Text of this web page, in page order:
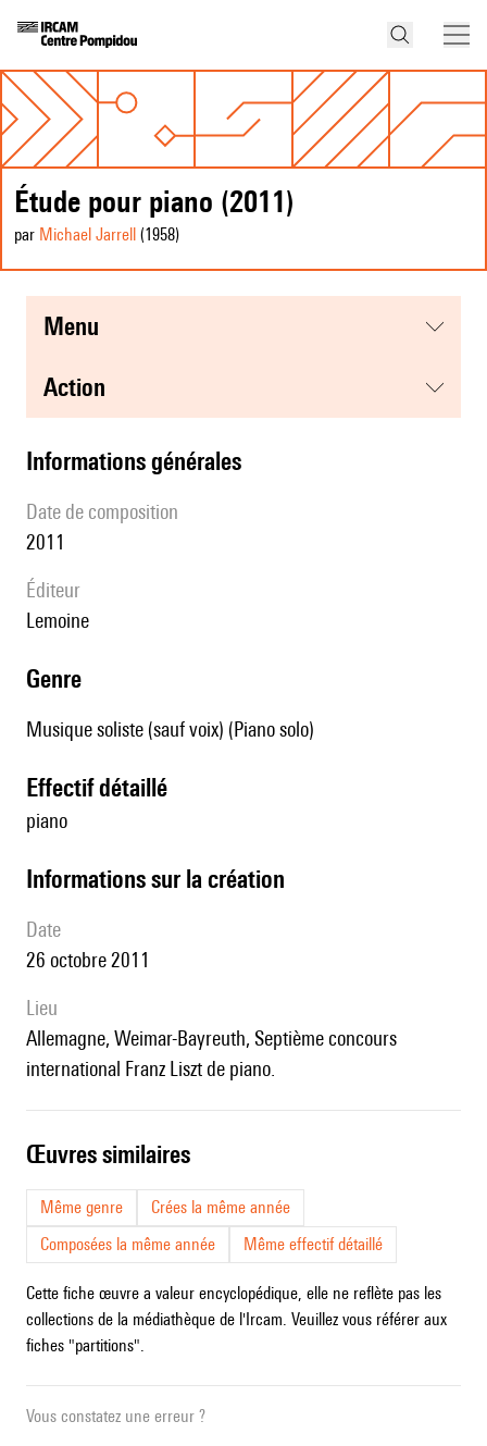
Étude pour piano (2011)
par Michael Jarrell (1958)
menu
action
informations générales
date de composition
2011
éditeur
Lemoine
genre
Musique soliste (sauf voix) (Piano solo)
effectif détaillé
piano
informations sur la création
date
26 octobre 2011
lieu
Allemagne, Weimar-Bayreuth, Septième concours
international Franz Liszt de piano.
œuvres similaires
Même genre
Crées la même année
Composées la même année
Même effectif détaillé
Cette fiche œuvre a valeur encyclopédique, elle ne reflète pas les
collections de la médiathèque de l'Ircam. Veuillez vous référer aux
fiches "partitions".
Vous constatez une erreur ?